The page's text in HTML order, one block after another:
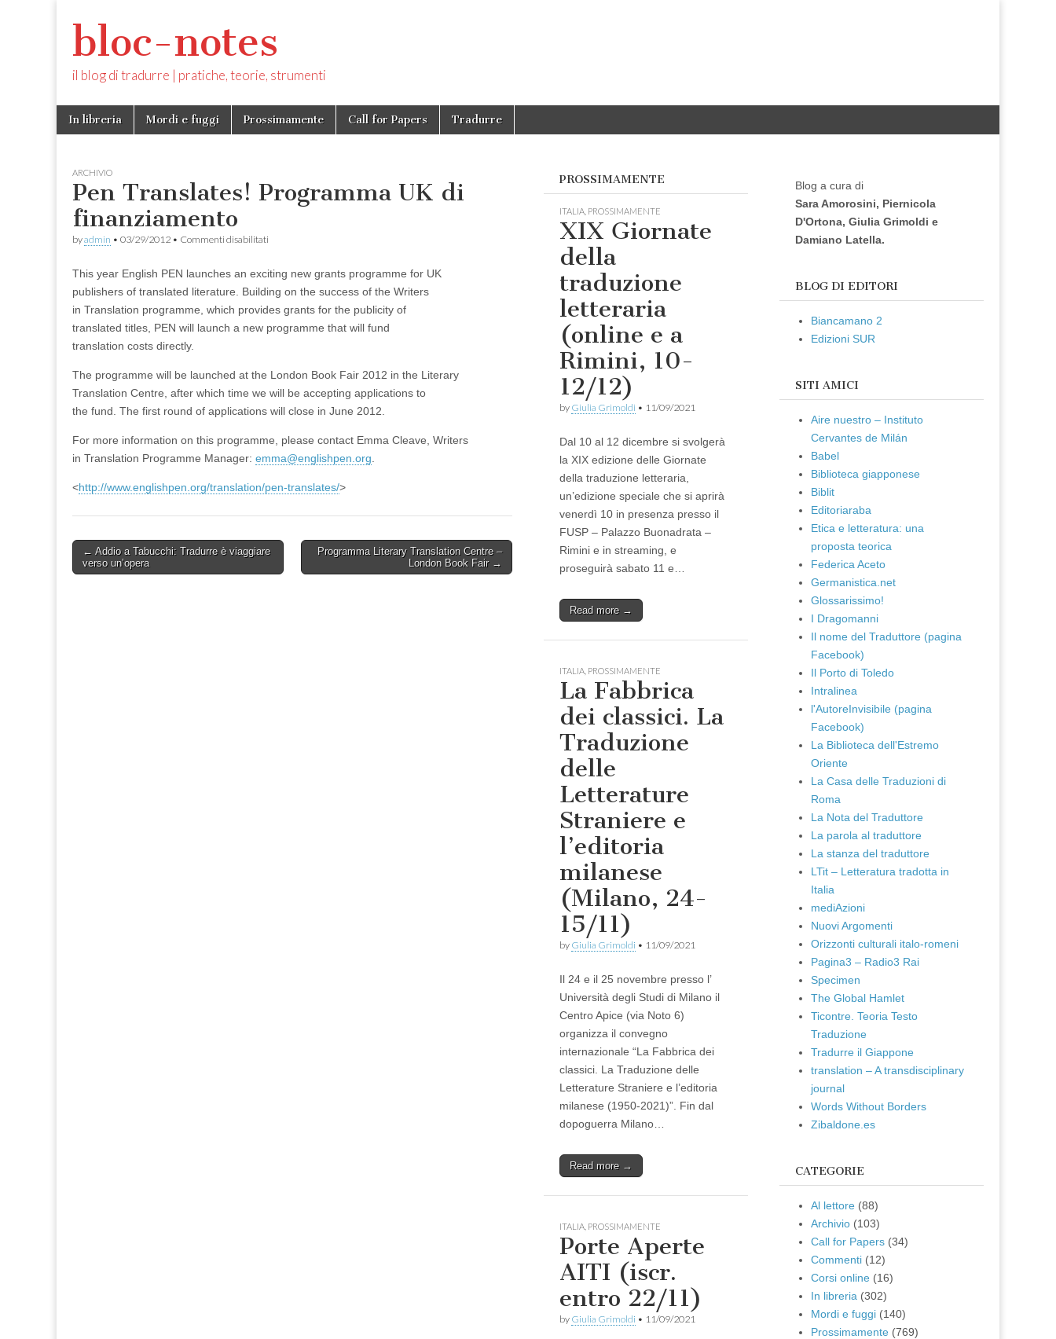
bloc-notes
il blog di tradurre | pratiche, teorie, strumenti
Main
menu
Skip
In libreria Mordi e fuggi Prossimamente Call for Papers Tradurre
ARCHIVIO
Pen Translates! Programma UK di
finanziamento
byadmin • 03/29/2012 • Commenti disabilitati
Programma
UK
finanziamento
This year English PEN launches an exciting new grants programme for UK
publishers of translated literature. Building on the success of the Writers
in Translation programme, which provides grants for the publicity of
translated titles, PEN will launch a new programme that will fund
translation costs directly.
The programme will be launched at the London Book Fair 2012 in the Literary
Translation Centre, after which time we will be accepting applications to
the fund. The first round of applications will close in June 2012.
For more information on this programme, please contact Emma Cleave, Writers
in Translation Programme Manager: emma@englishpen.org
<http://www.englishpen.org/translation/pen-translates/>
Post
navigation
← Addio a Tabucchi: Tradurre è viaggiare
verso un’opera
Programma Literary Translation Centre –
London Book Fair →
PROSSIMAMENTE
ITALIA PROSSIMAMENTE
XIX Giornate
della
traduzione
letteraria
(online e a
Rimini, 10-
12/12)
by Giulia Grimoldi • 11/09/2021
Dal 10 al 12 dicembre si svolgerà
la XIX edizione delle Giornate
della traduzione letteraria,
un’edizione speciale che si aprirà
venerdì 10 in presenza presso il
FUSP – Palazzo Buonadrata –
Rimini e in streaming, e
proseguirà sabato 11 e…
Read more →
ITALIA PROSSIMAMENTE
La Fabbrica
dei classici. La
Traduzione
delle
Letterature
Straniere e
l’editoria
milanese
(Milano, 24-
15/11)
by Giulia Grimoldi • 11/09/2021
Il 24 e il 25 novembre presso l’
Università degli Studi di Milano il
Centro Apice (via Noto 6)
organizza il convegno
internazionale “La Fabbrica dei
classici. La Traduzione delle
Letterature Straniere e l’editoria
milanese (1950-2021)”. Fin dal
dopoguerra Milano…
Read more →
ITALIA PROSSIMAMENTE
Porte Aperte
AITI (iscr.
entro 22/11)
by Giulia Grimoldi • 11/09/2021
Blog a cura di
Sara Amorosini, Piernicola
D'Ortona, Giulia Grimoldi e
Damiano Latella.
BLOG DI EDITORI
Biancamano 2
Edizioni SUR
SITI AMICI
Aire nuestro – Instituto
Cervantes de Milán
Babel
Biblioteca giapponese
Biblit
Editoriaraba
Etica e letteratura: una
proposta teorica
Federica Aceto
Germanistica.net
Glossarissimo!
I Dragomanni
Il nome del Traduttore (pagina
Facebook)
Il Porto di Toledo
Intralinea
l'AutoreInvisibile (pagina
Facebook)
La Biblioteca dell'Estremo
Oriente
La Casa delle Traduzioni di
Roma
La Nota del Traduttore
La parola al traduttore
La stanza del traduttore
LTit – Letteratura tradotta in
Italia
mediAzioni
Nuovi Argomenti
Orizzonti culturali italo-romeni
Pagina3 – Radio3 Rai
Specimen
The Global Hamlet
Ticontre. Teoria Testo
Traduzione
Tradurre il Giappone
translation – A transdisciplinary
journal
Words Without Borders
Zibaldone.es
CATEGORIE
Al lettore (88)
Archivio (103)
Call for Papers (34)
Commenti (12)
Corsi online (16)
In libreria (302)
Mordi e fuggi (140)
Prossimamente (769)